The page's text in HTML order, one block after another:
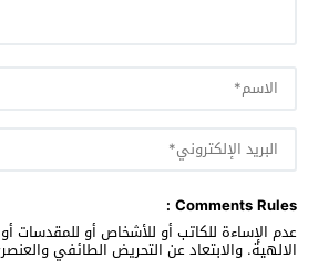
Comments Rules :
عدم الإساءة للكاتب أو للأشخاص أو للمقدسات
الالهية. والابتعاد عن التحريض الطائفي